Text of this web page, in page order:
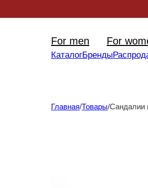
For men For
КаталогБренды
Главная/Товары/Сандалии